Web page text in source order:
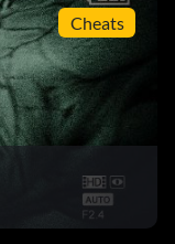
Cheats